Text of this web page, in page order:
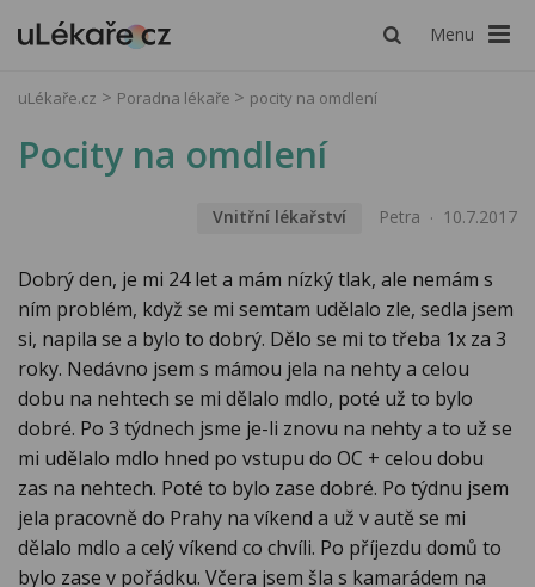
Menu
uLékaře.cz Poradna lékaře pocity na omdlení
Pocity na omdlení
Vnitřní lékařství Petra 10.7.2017
Dobrý den, je mi 24 let a mám nízký tlak, ale nemám s
ním problém, když se mi semtam udělalo zle, sedla jsem
si, napila se a bylo to dobrý. Dělo se mi to třeba 1x za 3
roky. Nedávno jsem s mámou jela na nehty a celou
dobu na nehtech se mi dělalo mdlo, poté už to bylo
dobré. Po 3 týdnech jsme je-li znovu na nehty a to už se
mi udělalo mdlo hned po vstupu do OC + celou dobu
zas na nehtech. Poté to bylo zase dobré. Po týdnu jsem
jela pracovně do Prahy na víkend a už v autě se mi
dělalo mdlo a celý víkend co chvíli. Po příjezdu domů to
bylo zase v pořádku. Včera jsem šla s kamarádem na